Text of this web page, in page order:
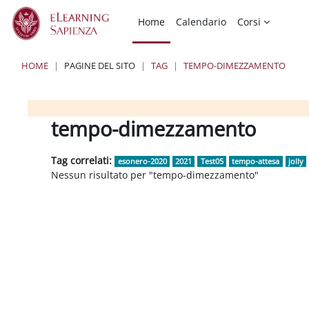
Vai al contenuto principale
Home
Calendario Corsi
HOME PAGINE DEL SITO TAG TEMPO-DIMEZZAMENTO
Blocchi
Blocchi Blocchi
tempo-dimezzamento
Tag correlati: esonero-2020 2021 Test05 tempo-attesa jolly
Nessun risultato per "tempo-dimezzamento"